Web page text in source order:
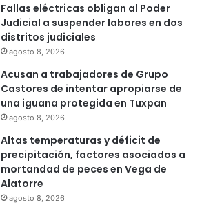
Fallas eléctricas obligan al Poder
Judicial a suspender labores en dos
distritos judiciales
agosto 8, 2026
Acusan a trabajadores de Grupo
Castores de intentar apropiarse de
una iguana protegida en Tuxpan
agosto 8, 2026
Altas temperaturas y déficit de
precipitación, factores asociados a
mortandad de peces en Vega de
Alatorre
agosto 8, 2026